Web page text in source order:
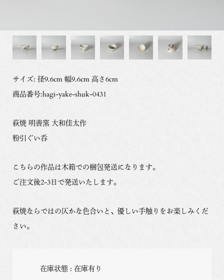
サイズ: 径9.6cm 幅9.6cm 高さ6cm
商品番号:hagi-yake-shuk-0431
萩焼 明善窯 大和佳太作
粉引ぐい呑
こちらの作品は木箱での梱包発送になります。
ご注文後2-3日で発送いたします。
萩焼ならではの仄かな色合いと、優しい手触りをお楽しみくだ
さい。
在庫状態 : 在庫有り